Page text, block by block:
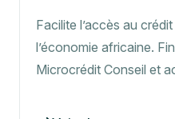
Facilite l’accès au
l’économie africaine.
Microcrédit Conseil et